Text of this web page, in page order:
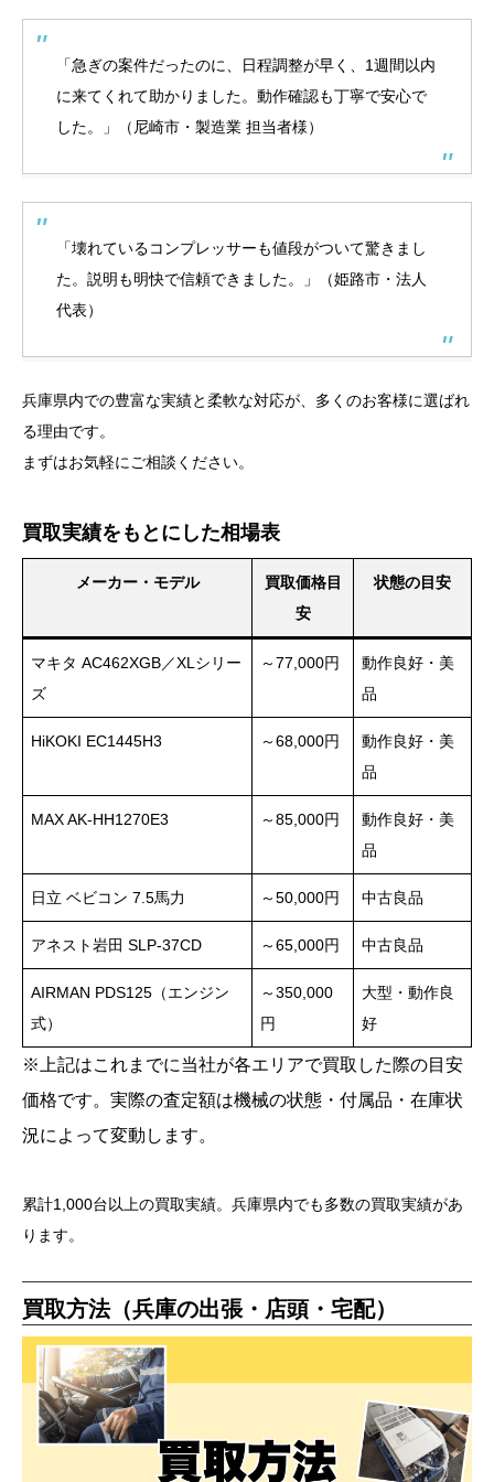
「急ぎの案件だったのに、日程調整が早く、1週間以内
に来てくれて助かりました。動作確認も丁寧で安心で
した。」（尼崎市・製造業 担当者様）
「壊れているコンプレッサーも値段がついて驚きまし
た。説明も明快で信頼できました。」（姫路市・法人
代表）
兵庫県内での豊富な実績と柔軟な対応が、多くのお客様に選ばれ
る理由です。
まずはお気軽にご相談ください。
買取実績をもとにした相場表
メーカー・モデル
買取価格目
安
状態の目安
マキタ AC462XGB／XLシリー
ズ
～77,000円
動作良好・美
品
HiKOKI EC1445H3 ～68,000円
動作良好・美
品
MAX AK-HH1270E3 ～85,000円
動作良好・美
品
日立 ベビコン 7.5馬力 ～50,000円 中古良品
アネスト岩田 SLP-37CD ～65,000円 中古良品
AIRMAN PDS125（エンジン
式）
～350,000
円
大型・動作良
好
※上記はこれまでに当社が各エリアで買取した際の目安
価格です。実際の査定額は機械の状態・付属品・在庫状
況によって変動します。
累計1,000台以上の買取実績。兵庫県内でも多数の買取実績があ
ります。
買取方法（兵庫の出張・店頭・宅配）